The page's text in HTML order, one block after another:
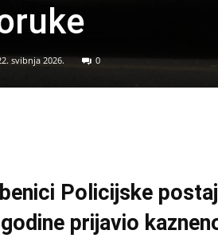
svibnja 2026. 0
Policijske
prijavio